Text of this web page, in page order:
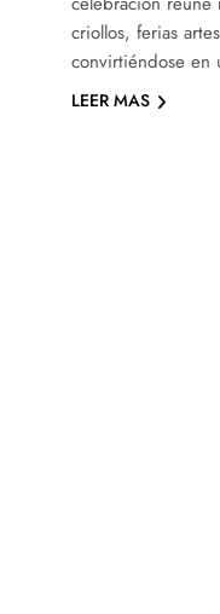
criollos, ferias
convirtiéndose en
LEER MAS